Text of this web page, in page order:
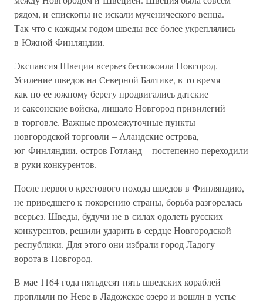
рядом, и епископы не искали мученического венца.
Так что с каждым годом шведы все более укреплялись
в Южной Финляндии.
Экспансия Швеции всерьез беспокоила Новгород.
Усиление шведов на Северной Балтике, в то время
как по ее южному берегу продвигались датские
и саксонские войска, лишало Новгород привилегий
в торговле. Важные промежуточные пункты
новгородской торговли – Аландские острова,
юг Финляндии, остров Готланд – постепенно переходили
в руки конкурентов.
После первого крестового похода шведов в Финляндию,
не приведшего к покорению страны, борьба разгорелась
всерьез. Шведы, будучи не в силах одолеть русских
конкурентов, решили ударить в сердце Новгородской
республики. Для этого они избрали город Ладогу –
ворота в Новгород.
В мае 1164 года пятьдесят пять шведских кораблей
проплыли по Неве в Ладожское озеро и вошли в устье